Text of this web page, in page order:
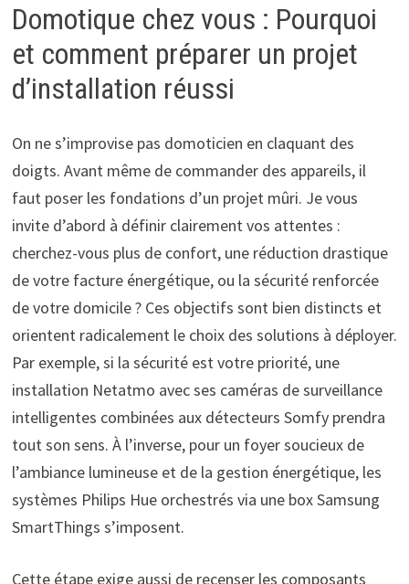
Domotique chez vous : Pourquoi
et comment préparer un projet
d’installation réussi
On ne s’improvise pas domoticien en claquant des
doigts. Avant même de commander des appareils, il
faut poser les fondations d’un projet mûri. Je vous
invite d’abord à définir clairement vos attentes :
cherchez-vous plus de confort, une réduction drastique
de votre facture énergétique, ou la sécurité renforcée
de votre domicile ? Ces objectifs sont bien distincts et
orientent radicalement le choix des solutions à déployer.
Par exemple, si la sécurité est votre priorité, une
installation Netatmo avec ses caméras de surveillance
intelligentes combinées aux détecteurs Somfy prendra
tout son sens. À l’inverse, pour un foyer soucieux de
l’ambiance lumineuse et de la gestion énergétique, les
systèmes Philips Hue orchestrés via une box Samsung
SmartThings s’imposent.
Cette étape exige aussi de recenser les composants